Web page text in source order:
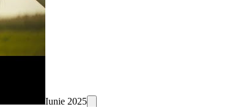
Iunie 2025